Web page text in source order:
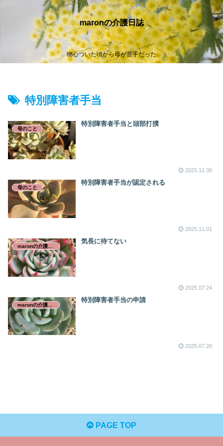
maronの介護日誌
物心ついた頃から母が苦手だった
特別障害者手当
母のこと
特別障害者手当と頭部打撲
2025.11.30
母のこと
特別障害者手当が認定される
2025.11.01
気長に待てない
2025.07.24
特別障害者手当の申請
2025.07.20
PAGE TOP